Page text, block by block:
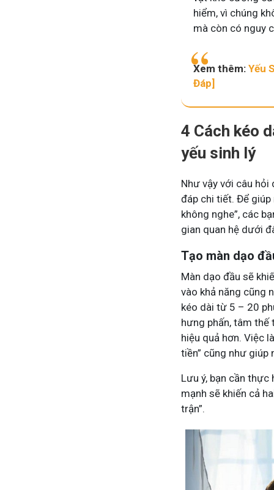
hiểm, vì chúng
mà còn có nguy
Xem thêm:Yếu
Đáp]
4 Cách kéo
yếu sinh lý
Như vậy với câu hỏi
đáp chi tiết. Để
không nghe”, các
gian quan hệ dưới
Tạo màn dạo
Màn dạo đầu sẽ
vào khả năng cũng
kéo dài từ 5 – 20
hưng phấn, tâm
hiệu quả hơn. Việc
tiền” cũng như giúp
Lưu ý, bạn cần thực
mạnh sẽ khiến cả
trận”.